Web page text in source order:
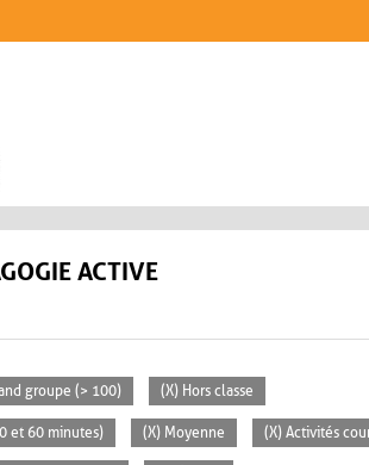
ACTIVE
groupe (> 100) (X) Hors classe
et 60 minutes) (X) Moyenne (X) Activités